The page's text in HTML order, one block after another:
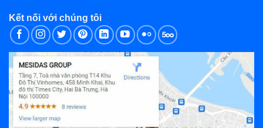
Kết nối với chúng tôi